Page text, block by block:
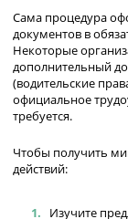
Сама процедура
документов в
Некоторые
дополнительный
(водительские
официальное
требуется.
Чтобы получить
действий:
Изучите